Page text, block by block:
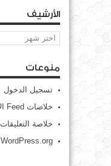
الأرشيف
الأرشيف
منوعات
تسجيل الدخول
خلاصات Feed الإدخالات
خلاصة التعليقات
WordPress.org